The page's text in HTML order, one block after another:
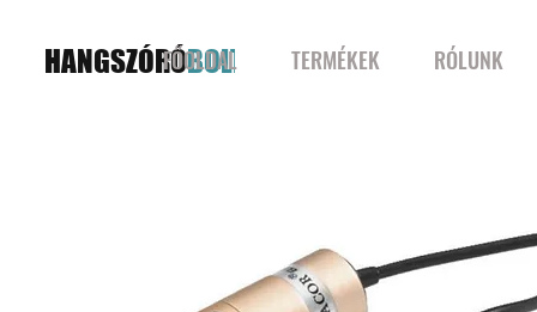
HANGSZÓRÓBOLT
FŐOLDAL TERMÉKEK RÓLUNK